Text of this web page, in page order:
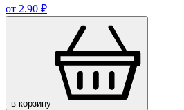
от 2.90 ₽
в корзину